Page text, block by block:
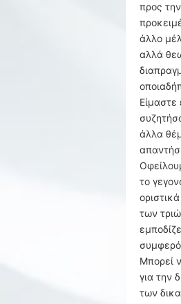
προς
άλλο
αλλά
άλλα
το
των
Μπορεί
για την
των